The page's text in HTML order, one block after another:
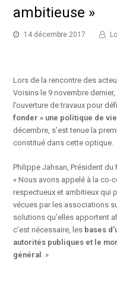
ambitieuse »
14 décembre 2017
Lors de la rencontre des
Voisins le 9 novembre
l’ouverture de travaux pour
fonder « une politique de
décembre, s’est tenue la
constitué dans cette optique.
Philippe Jahsan, Président
« Nous avons appelé à la co-
respectueux et ambitieux qui
vécues par les associations
solutions qu’elles apportent
c’est nécessaire, les bases
autorités publiques et le
général . »